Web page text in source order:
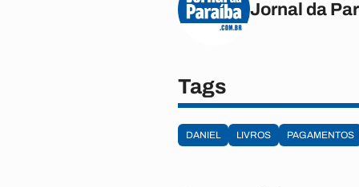
Jornal da
Tags
DANIEL LIVROS PAGAMENTOS